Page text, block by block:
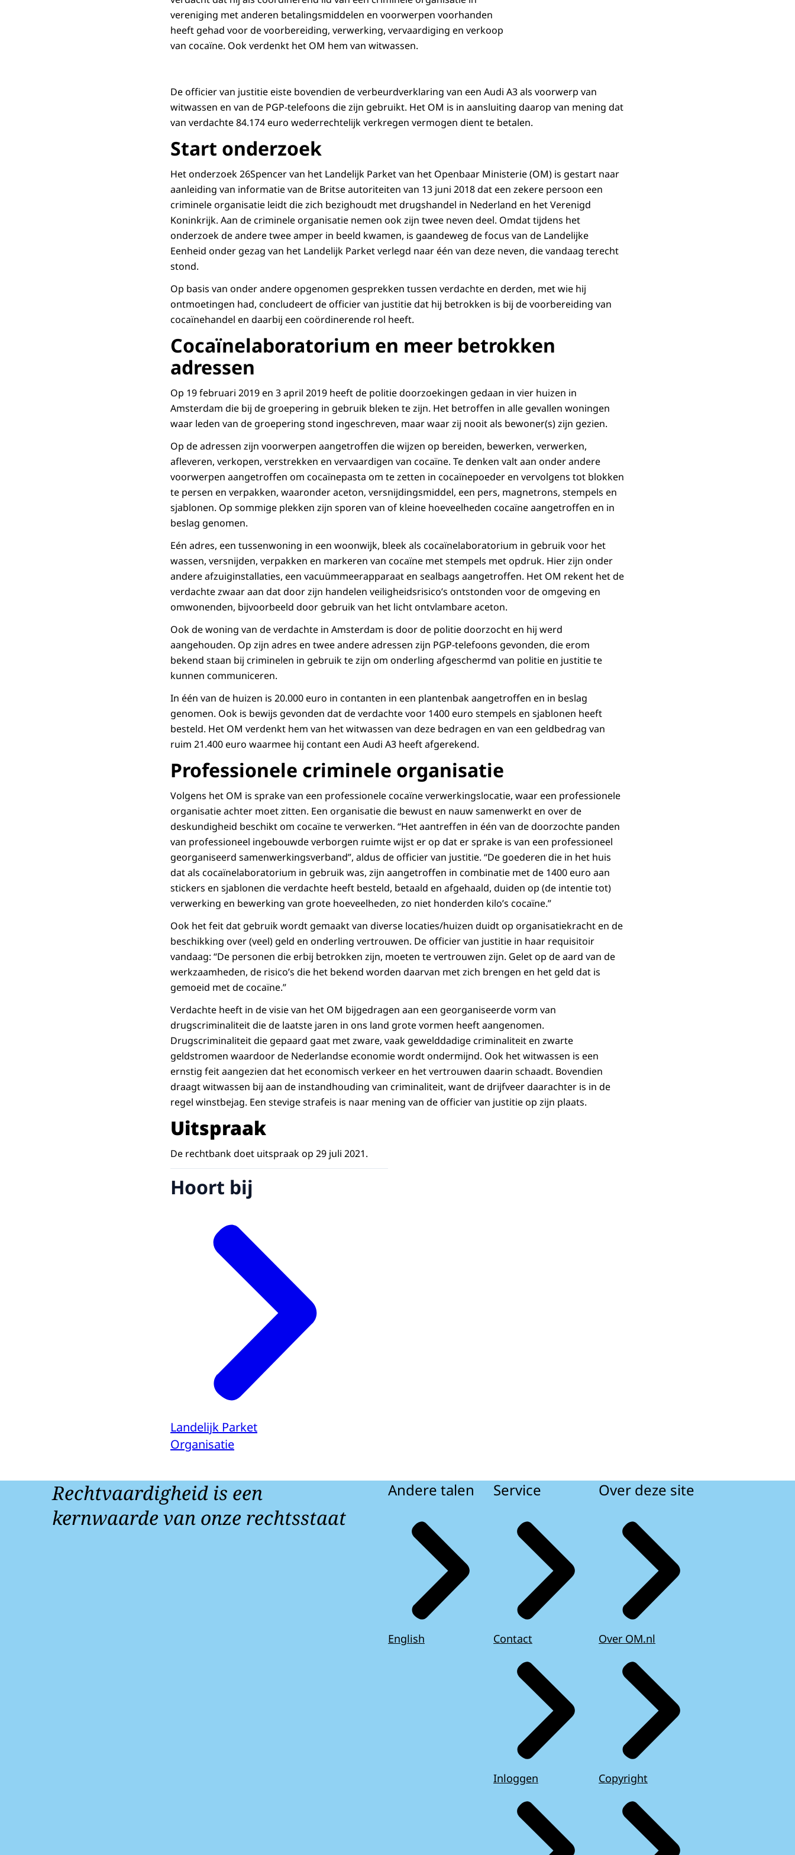
vereniging met anderen betalingsmiddelen en voorwerpen voorhanden
heeft gehad voor de voorbereiding, verwerking, vervaardiging en verkoop
van cocaïne. Ook verdenkt het OM hem van witwassen.
De officier van justitie eiste bovendien de verbeurdverklaring van een Audi A3 als voorwerp van
witwassen en van de PGP-telefoons die zijn gebruikt. Het OM is in aansluiting daarop van mening dat
van verdachte 84.174 euro wederrechtelijk verkregen vermogen dient te betalen.
Start onderzoek
Het onderzoek 26Spencer van het Landelijk Parket van het Openbaar Ministerie (OM) is gestart naar
aanleiding van informatie van de Britse autoriteiten van 13 juni 2018 dat een zekere persoon een
criminele organisatie leidt die zich bezighoudt met drugshandel in Nederland en het Verenigd
Koninkrijk. Aan de criminele organisatie nemen ook zijn twee neven deel. Omdat tijdens het
onderzoek de andere twee amper in beeld kwamen, is gaandeweg de focus van de Landelijke
Eenheid onder gezag van het Landelijk Parket verlegd naar één van deze neven, die vandaag terecht
stond.
Op basis van onder andere opgenomen gesprekken tussen verdachte en derden, met wie hij
ontmoetingen had, concludeert de officier van justitie dat hij betrokken is bij de voorbereiding van
cocaïnehandel en daarbij een coördinerende rol heeft.
Cocaïnelaboratorium en meer betrokken
adressen
Op 19 februari 2019 en 3 april 2019 heeft de politie doorzoekingen gedaan in vier huizen in
Amsterdam die bij de groepering in gebruik bleken te zijn. Het betroffen in alle gevallen woningen
waar leden van de groepering stond ingeschreven, maar waar zij nooit als bewoner(s) zijn gezien.
Op de adressen zijn voorwerpen aangetroffen die wijzen op bereiden, bewerken, verwerken,
afleveren, verkopen, verstrekken en vervaardigen van cocaïne. Te denken valt aan onder andere
voorwerpen aangetroffen om cocaïnepasta om te zetten in cocaïnepoeder en vervolgens tot blokken
te persen en verpakken, waaronder aceton, versnijdingsmiddel, een pers, magnetrons, stempels en
sjablonen. Op sommige plekken zijn sporen van of kleine hoeveelheden cocaïne aangetroffen en in
beslag genomen.
Eén adres, een tussenwoning in een woonwijk, bleek als cocaïnelaboratorium in gebruik voor het
wassen, versnijden, verpakken en markeren van cocaïne met stempels met opdruk. Hier zijn onder
andere afzuiginstallaties, een vacuümmeerapparaat en sealbags aangetroffen. Het OM rekent het de
verdachte zwaar aan dat door zijn handelen veiligheidsrisico’s ontstonden voor de omgeving en
omwonenden, bijvoorbeeld door gebruik van het licht ontvlambare aceton.
Ook de woning van de verdachte in Amsterdam is door de politie doorzocht en hij werd
aangehouden. Op zijn adres en twee andere adressen zijn PGP-telefoons gevonden, die erom
bekend staan bij criminelen in gebruik te zijn om onderling afgeschermd van politie en justitie te
kunnen communiceren.
In één van de huizen is 20.000 euro in contanten in een plantenbak aangetroffen en in beslag
genomen. Ook is bewijs gevonden dat de verdachte voor 1400 euro stempels en sjablonen heeft
besteld. Het OM verdenkt hem van het witwassen van deze bedragen en van een geldbedrag van
ruim 21.400 euro waarmee hij contant een Audi A3 heeft afgerekend.
Professionele criminele organisatie
Volgens het OM is sprake van een professionele cocaïne verwerkingslocatie, waar een professionele
organisatie achter moet zitten. Een organisatie die bewust en nauw samenwerkt en over de
deskundigheid beschikt om cocaïne te verwerken. “Het aantreffen in één van de doorzochte panden
van professioneel ingebouwde verborgen ruimte wijst er op dat er sprake is van een professioneel
georganiseerd samenwerkingsverband”, aldus de officier van justitie. “De goederen die in het huis
dat als cocaïnelaboratorium in gebruik was, zijn aangetroffen in combinatie met de 1400 euro aan
stickers en sjablonen die verdachte heeft besteld, betaald en afgehaald, duiden op (de intentie tot)
verwerking en bewerking van grote hoeveelheden, zo niet honderden kilo’s cocaïne.”
Ook het feit dat gebruik wordt gemaakt van diverse locaties/huizen duidt op organisatiekracht en de
beschikking over (veel) geld en onderling vertrouwen. De officier van justitie in haar requisitoir
vandaag: “De personen die erbij betrokken zijn, moeten te vertrouwen zijn. Gelet op de aard van de
werkzaamheden, de risico’s die het bekend worden daarvan met zich brengen en het geld dat is
gemoeid met de cocaïne.”
Verdachte heeft in de visie van het OM bijgedragen aan een georganiseerde vorm van
drugscriminaliteit die de laatste jaren in ons land grote vormen heeft aangenomen.
Drugscriminaliteit die gepaard gaat met zware, vaak gewelddadige criminaliteit en zwarte
geldstromen waardoor de Nederlandse economie wordt ondermijnd. Ook het witwassen is een
ernstig feit aangezien dat het economisch verkeer en het vertrouwen daarin schaadt. Bovendien
draagt witwassen bij aan de instandhouding van criminaliteit, want de drijfveer daarachter is in de
regel winstbejag. Een stevige strafeis is naar mening van de officier van justitie op zijn plaats.
Uitspraak
De rechtbank doet uitspraak op 29 juli 2021.
Hoort bij
Landelijk Parket
Organisatie
Rechtvaardigheid is een
kernwaarde van onze rechtsstaat
Andere talen
English
Service
Contact
Inloggen
Over deze site
Over OM.nl
Copyright